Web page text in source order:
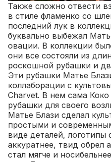
Также сложно отвести
в стиле фламенко со
последний лук в
буквально выбежал
овации. В коллекции
они все состояли из
роскошной рубашки и
Эти рубашки Матье
коллаборации с
Charvet. В нем сама
рубашки для своего
Матье Блази сделал
простыми и
виде деталей, логотипы
аккуратнее, твид обрел
стал мягче и